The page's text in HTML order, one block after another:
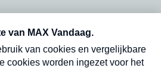
en dinsdagochtend in